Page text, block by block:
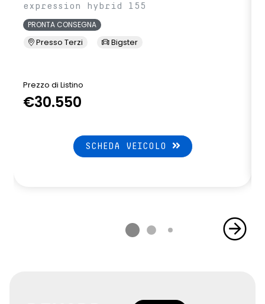
expression hybrid 155
PRONTA CONSEGNA
Presso Terzi Bigster
Prezzo di Listino
€30.550
SCHEDA VEICOLO